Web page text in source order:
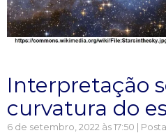
Interpretação
curvatura do
6 de setembro, 2022 às 17:50 |